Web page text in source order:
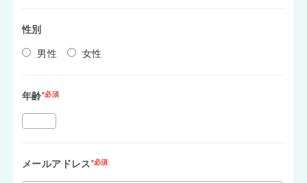
性別
男性 女性
年齢*必須
メールアドレス*必須